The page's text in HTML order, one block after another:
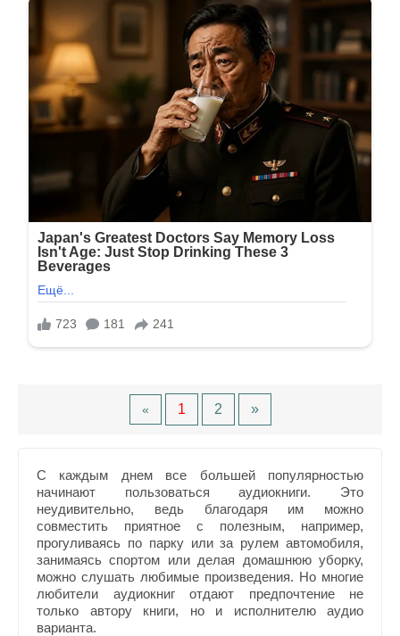
« 1 2 »
С каждым днем все большей популярностью
начинают пользоваться аудиокниги. Это
неудивительно, ведь благодаря им можно
совместить приятное с полезным, например,
прогуливаясь по парку или за рулем автомобиля,
занимаясь спортом или делая домашнюю уборку,
можно слушать любимые произведения. Но многие
любители аудиокниг отдают предпочтение не
только автору книги, но и исполнителю аудио
варианта.